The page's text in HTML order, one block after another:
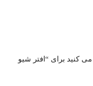
کنید برای “افتر شیو